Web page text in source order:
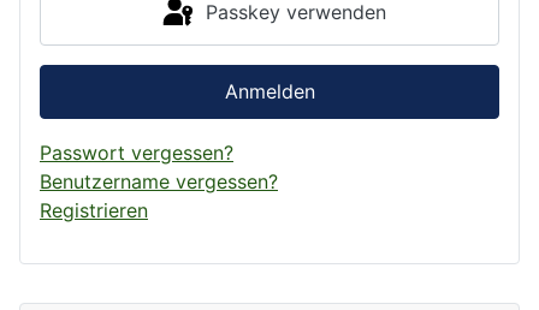
Passkey verwenden
Anmelden
Passwort vergessen?
Benutzername vergessen?
Registrieren